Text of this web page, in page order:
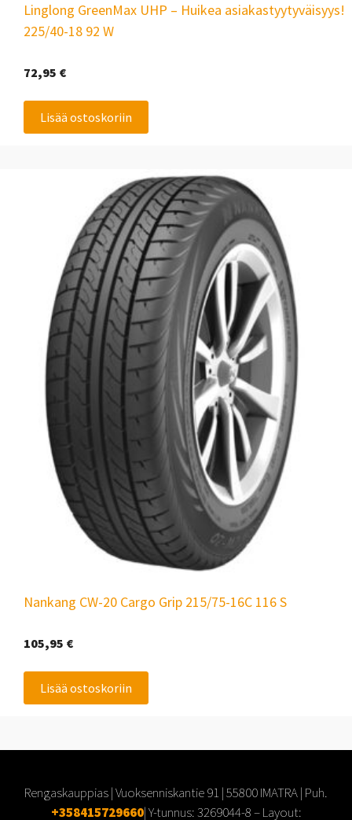
Linglong GreenMax UHP – Huikea asiakastyytyväisyys!
225/40-18 92 W
72,95 €
Lisää ostoskoriin
Nankang CW-20 Cargo Grip 215/75-16C 116 S
105,95 €
Lisää ostoskoriin
Rengaskauppias | Vuoksenniskantie 91 | 55800 IMATRA | Puh.
+358415729660| Y-tunnus:3269044-8– Layout: